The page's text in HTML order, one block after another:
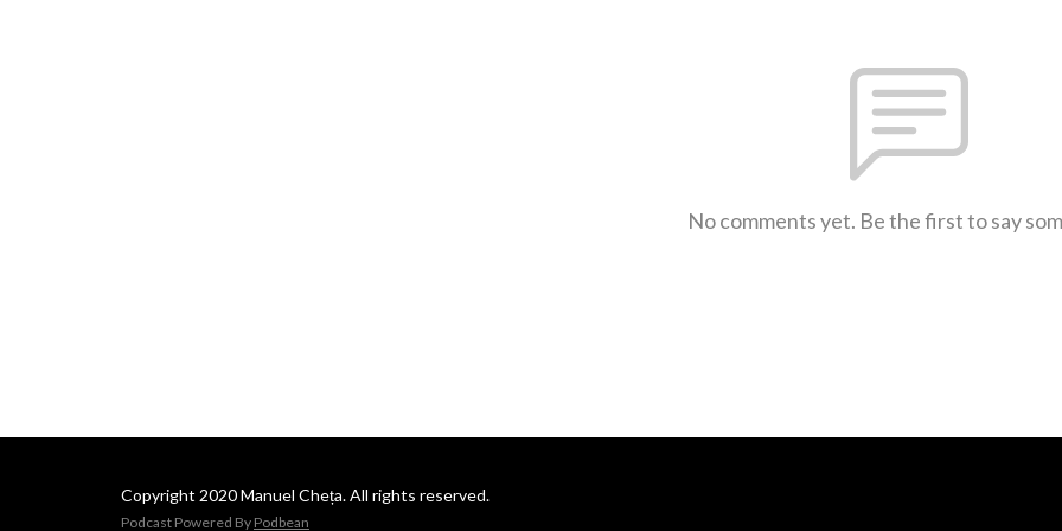
No comments yet. Be the first to say
Copyright 2020 Manuel Cheța. All rights reserved.
Podcast Powered By Podbean